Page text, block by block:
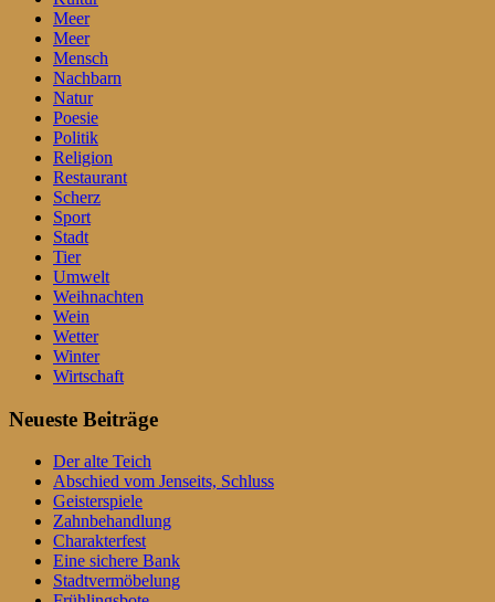
Meer
Meer
Mensch
Nachbarn
Natur
Poesie
Politik
Religion
Restaurant
Scherz
Sport
Stadt
Tier
Umwelt
Weihnachten
Wein
Wetter
Winter
Wirtschaft
Neueste Beiträge
Der alte Teich
Abschied vom Jenseits, Schluss
Geisterspiele
Zahnbehandlung
Charakterfest
Eine sichere Bank
Stadtvermöbelung